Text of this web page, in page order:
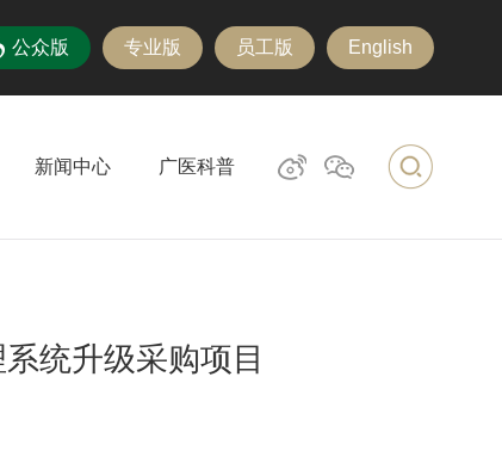
公众版 专业版 员工版 English
新闻中心 广医科普
统升级采购项目